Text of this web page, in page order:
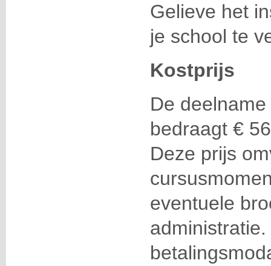
Gelieve het
je school te
Kostprijs
De
bedraagt €
Deze prijs
eventuele
administratie.